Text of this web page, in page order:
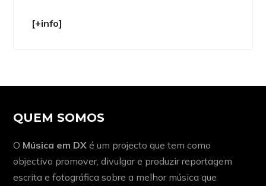
[+info]
QUEM SOMOS
O Música em DX é um projecto que tem como
objectivo promover, divulgar e produzir reportagem
escrita e fotográfica sobre a melhor música que